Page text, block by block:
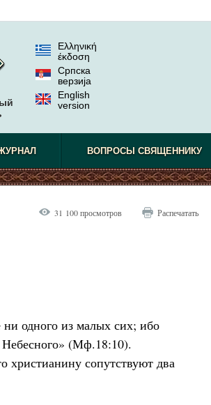
Ελληνική
έκδοση
Српска
верзиjа
English
version
ВОПРОСЫ СВЯЩЕННИКУ
31 100 просмотров Распечатать
ни одного из малых сих; ибо
Небесного» (Мф.18:10).
христианину сопутствуют два